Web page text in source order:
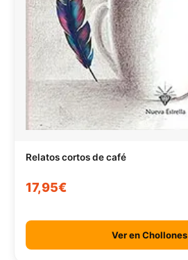
Relatos cortos de café
17,95€
Ver en Chollones